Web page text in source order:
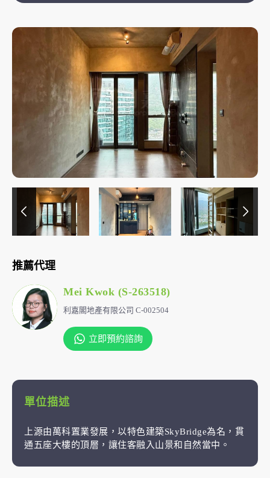
推薦代理
Mei Kwok (S-263518)
利嘉閣地產有限公司 C-002504
立即預約諮詢
單位描述
上源由萬科置業發展，以特色建築SkyBridge為名，貫
通五座大樓的頂層，讓住客融入山景和自然當中。